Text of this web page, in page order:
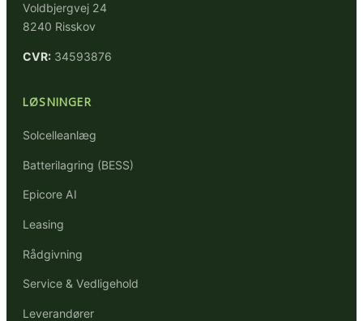
Voldbjergvej 24
8240 Risskov
CVR: 34593876
LØSNINGER
Solcelleanlæg
Batterilagring (BESS)
Epicore AI
Leasing
Rådgivning
Service & Vedligehold
Leverandører